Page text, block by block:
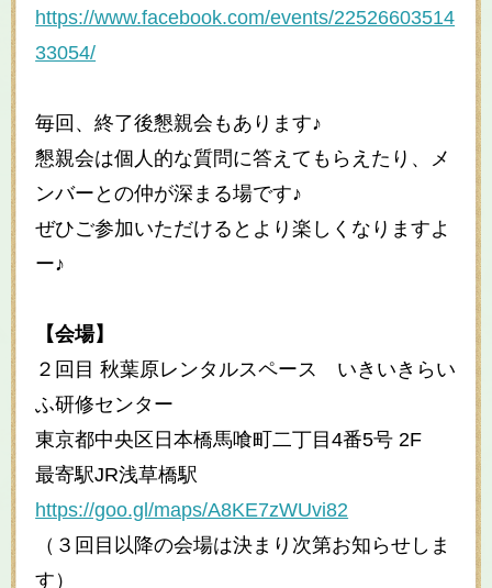
https://www.facebook.com/events/22526603514
33054/
毎回、終了後懇親会もあります♪
懇親会は個人的な質問に答えてもらえたり、メ
ンバーとの仲が深まる場です♪
ぜひご参加いただけるとより楽しくなりますよ
ー♪
【会場】
２回目 秋葉原レンタルスペース いきいきらい
ふ研修センター
東京都中央区日本橋馬喰町二丁目4番5号 2F
最寄駅JR浅草橋駅
https://goo.gl/maps/A8KE7zWUvi82
（３回目以降の会場は決まり次第お知らせしま
す）